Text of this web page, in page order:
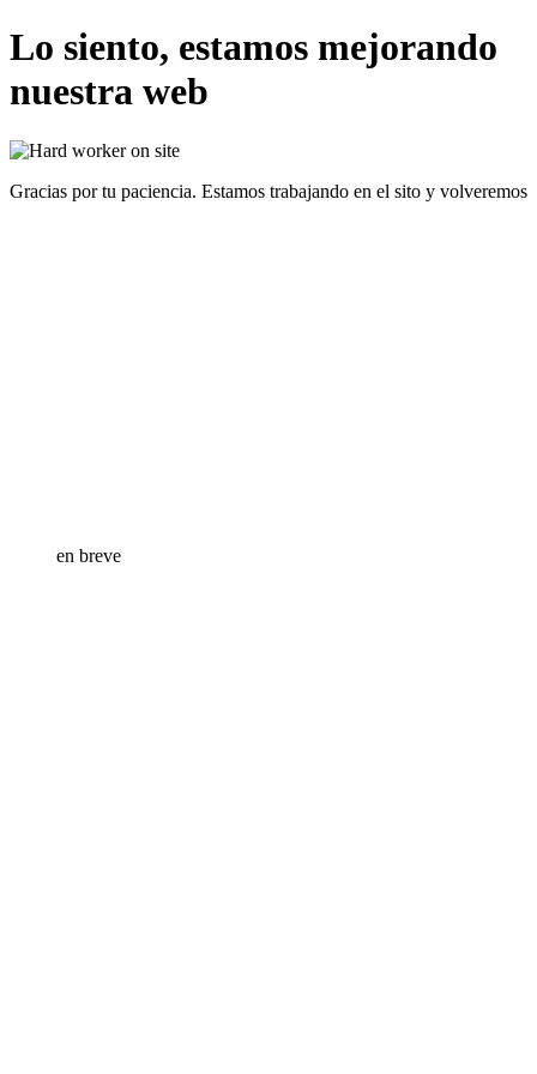
Lo siento, estamos mejorando
nuestra web
Gracias por tu paciencia. Estamos trabajando en el sito y volveremos
en breve